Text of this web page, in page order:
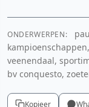
ONDERWERPEN:
veenendaal,
bv conquesto,
Kopieer